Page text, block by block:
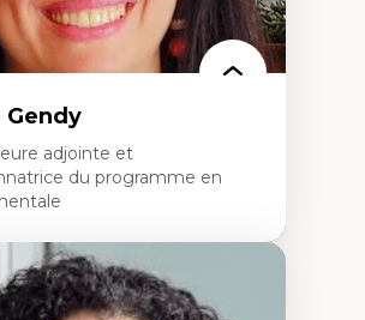
Gendy
adjointe et
du programme en
et neurosciences